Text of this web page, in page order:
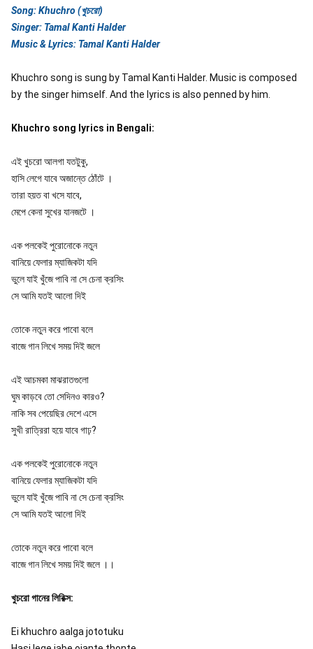
Song: Khuchro (খুচরো)
Singer: Tamal Kanti Halder
Music & Lyrics: Tamal Kanti Halder
Khuchro song is sung by Tamal Kanti Halder. Music is composed
by the singer himself. And the lyrics is also penned by him.
Khuchro song lyrics in Bengali:
এই খুচরো আলগা যতটুকু,
হাসি লেগে যাবে অজান্তে ঠোঁটে ।
তারা হয়ত বা খসে যাবে,
মেপে কেনা সুখের যানজটে ।
এক পলকেই পুরোনোকে নতুন
বানিয়ে ফেলার ম্যাজিকটা যদি
ভুলে যাই খুঁজে পাবি না সে চেনা ক্রসিং
সে আমি যতই আলো দিই
তোকে নতুন করে পাবো বলে
বাজে গান লিখে সময় দিই জলে
এই আচমকা মাঝরাতগুলো
ঘুম কাড়বে তো সেদিনও কারও?
নাকি সব পেয়েছির দেশে এসে
সুখী রাত্রিরা হয়ে যাবে গাঢ়?
এক পলকেই পুরোনোকে নতুন
বানিয়ে ফেলার ম্যাজিকটা যদি
ভুলে যাই খুঁজে পাবি না সে চেনা ক্রসিং
সে আমি যতই আলো দিই
তোকে নতুন করে পাবো বলে
বাজে গান লিখে সময় দিই জলে ।।
খুচরো গানের লিরিক্স:
Ei khuchro aalga jototuku